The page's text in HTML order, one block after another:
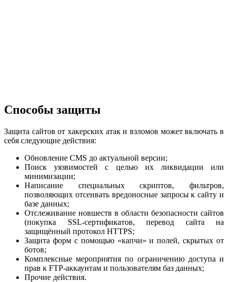
Способы защиты
Защита сайтов от хакерских атак и взломов может включать в
себя следующие действия:
Обновление CMS до актуальной версии;
Поиск уязвимостей с целью их ликвидации или
минимизации;
Написание специальных скриптов, фильтров,
позволяющих отсеивать вредоносные запросы к сайту и
базе данных;
Отслеживание новшеств в области безопасности сайтов
(покупка SSL-сертификатов, перевод сайта на
защищённый протокол HTTPS;
Защита форм с помощью «капчи» и полей, скрытых от
ботов;
Комплексные мероприятия по ограничению доступа и
прав к FTP-аккаунтам и пользователям баз данных;
Прочие действия.